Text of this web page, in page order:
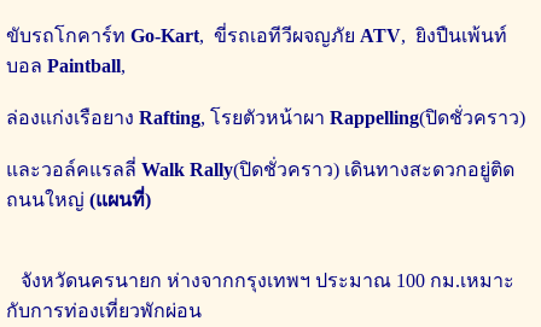
ขับรถโกคาร์ท Go-Kart, ขี่รถเอทีวีผจญภัย ATV, ยิงปืนเพ้นท์
บอล Paintball,
ล่องแก่งเรือยาง Rafting, โรยตัวหน้าผา Rappelling(ปิดชั่วคราว)
และวอล์คแรลลี่ Walk Rally(ปิดชั่วคราว) เดินทางสะดวกอยู่ติด
ถนนใหญ่ (แผนที่)
จังหวัดนครนายก ห่างจากกรุงเทพฯ ประมาณ 100 กม.เหมาะ
กับการท่องเที่ยวพักผ่อน